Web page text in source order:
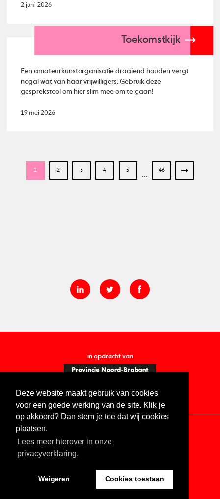
Deze website maakt gebruik van cookies
voor een goede werking van de site. Klik je
op akkoord? Dan stem je toe dat wij cookies
plaatsen.
Lees meer hierover in onze
privacyverklaring.
Weigeren Cookies toestaan
2 juni 2026
Toekomstkijk
Een amateurkunstorganisatie draaiend houden vergt
nogal wat van haar vrijwilligers. Gebruik deze
gesprekstool om hier slim mee om te gaan!
19 mei 2026
1 2 3 4 5 46
in opdracht van
Contact Vacatures ANBI
Digitale toegankelijkheid